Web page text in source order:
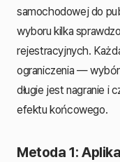
samochodowej do
wyboru kilka
rejestracyjnych.
ograniczenia —
długie jest nagranie i
efektu końcowego.
Metoda 1: